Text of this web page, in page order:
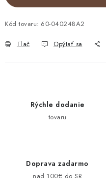
Kód tovaru: 60-040248A2
Tlač Opýtať sa
Rýchle dodanie
tovaru
Doprava zadarmo
nad 100€ do SR